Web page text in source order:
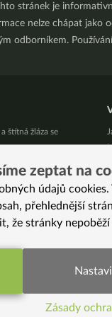
stránek je
nelze chápat jako
odborníkem.
štítná žláza se
řeší, jak byste
2026
zeptat na
údajů cookies.
přehlednější
že stránky
Zásady